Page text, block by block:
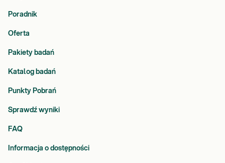
Poradnik
Oferta
Pakiety badań
Katalog badań
Punkty Pobrań
Sprawdź wyniki
FAQ
Informacja o dostępności